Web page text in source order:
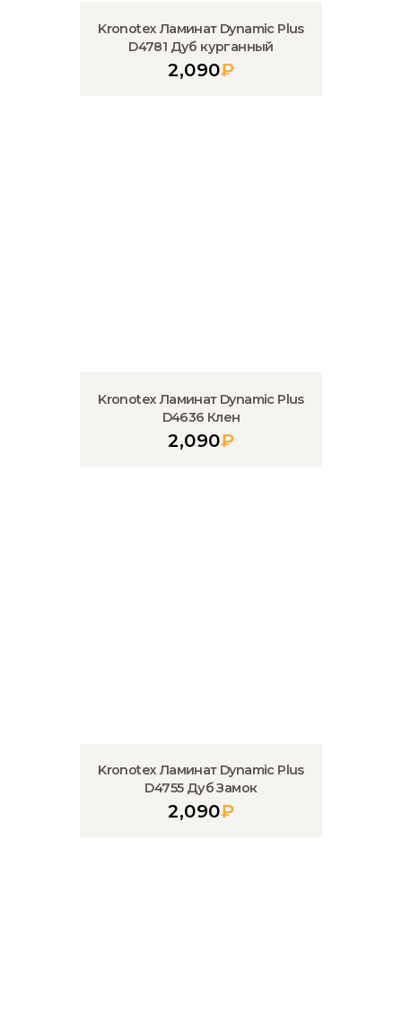
Kronotex Ламинат Dynamic Plus
D4781 Дуб курганный
2,090₽
Kronotex Ламинат Dynamic Plus
D4636 Клен
2,090₽
Kronotex Ламинат Dynamic Plus
D4755 Дуб Замок
2,090₽